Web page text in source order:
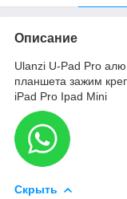
Описание
Ulanzi U-Pad Pro
планшета зажим
iPad Pro Ipad Mini
Скрыть